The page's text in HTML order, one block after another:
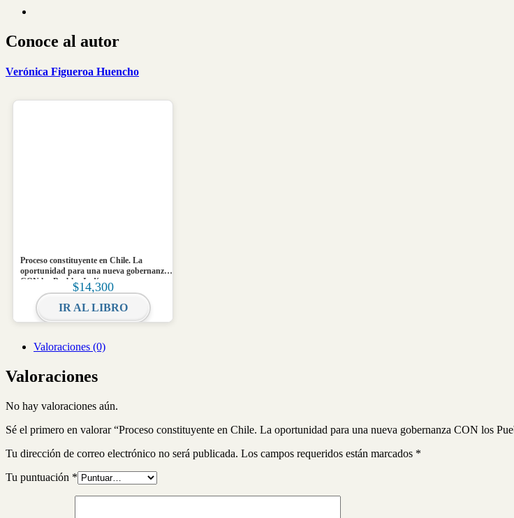
Conoce al autor
Verónica Figueroa Huencho
Proceso constituyente en Chile. La
oportunidad para una nueva gobernanza
CON los Pueblos Indígenas
$14,300
IR AL LIBRO
Valoraciones (0)
Valoraciones
No hay valoraciones aún.
Sé el primero en valorar “Proceso constituyente en Chile. La oportunidad para una nueva gobernanza CON los
Tu dirección de correo electrónico no será publicada. Los campos requeridos están marcados *
Tu puntuación *